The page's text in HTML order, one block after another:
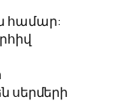
համար:
սերմերի